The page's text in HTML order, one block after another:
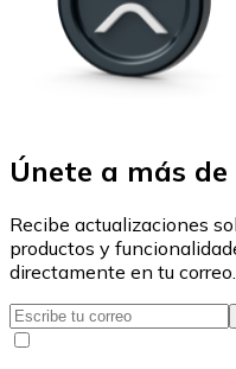
Únete a más
Recibe actualizaciones
productos y
directamente en tu correo.